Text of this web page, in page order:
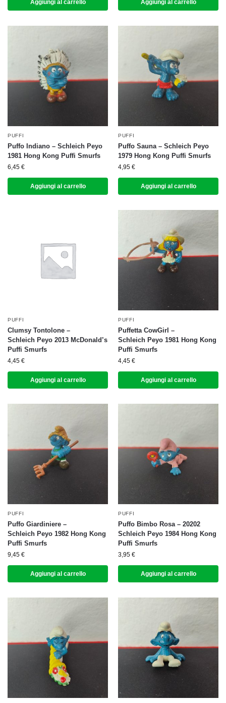
Aggiungi al carrello Aggiungi al carrello
PUFFI
Puffo Indiano – Schleich Peyo
1981 Hong Kong Puffi Smurfs
6,45 €
Aggiungi al carrello
PUFFI
Puffo Sauna – Schleich Peyo
1979 Hong Kong Puffi Smurfs
4,95 €
Aggiungi al carrello
PUFFI
Clumsy Tontolone –
Schleich Peyo 2013 McDonald’s
Puffi Smurfs
4,45 €
Aggiungi al carrello
PUFFI
Puffetta CowGirl –
Schleich Peyo 1981 Hong Kong
Puffi Smurfs
4,45 €
Aggiungi al carrello
PUFFI
Puffo Giardiniere –
Schleich Peyo 1982 Hong Kong
Puffi Smurfs
9,45 €
Aggiungi al carrello
PUFFI
Puffo Bimbo Rosa – 20202
Schleich Peyo 1984 Hong Kong
Puffi Smurfs
3,95 €
Aggiungi al carrello